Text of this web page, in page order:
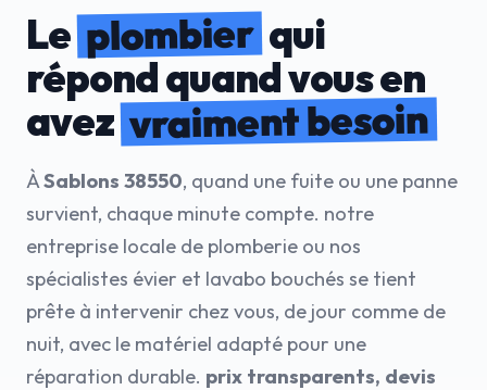
Leplombierqui
répond quand vous en
avezvraiment besoin
ÀSablons 38550, quand une fuite ou une panne
survient, chaque minute compte. notre
entreprise locale de plomberie ou nos
spécialistes évier et lavabo bouchés se tient
prête à intervenir chez vous, de jour comme de
nuit, avec le matériel adapté pour une
réparation durable. prix transparents, devis